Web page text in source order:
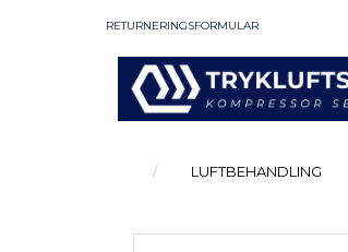
RETURNERINGSFORMULAR
LUFTBEHANDLING